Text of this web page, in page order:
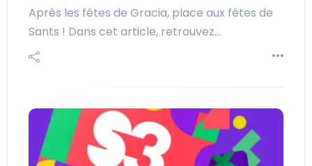
Après les fêtes de Gracia, place aux fêtes de
Sants ! Dans cet article, retrouvez…